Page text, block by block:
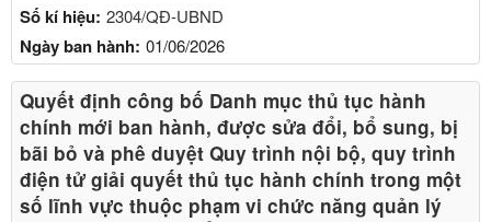
Số kí hiệu: 2304/QĐ-UBND
Ngày ban hành: 01/06/2026
Quyết định công bố Danh mục thủ tục hành
chính mới ban hành, được sửa đổi, bổ sung, bị
bãi bỏ và phê duyệt Quy trình nội bộ, quy trình
điện tử giải quyết thủ tục hành chính trong một
số lĩnh vực thuộc phạm vi chức năng quản lý